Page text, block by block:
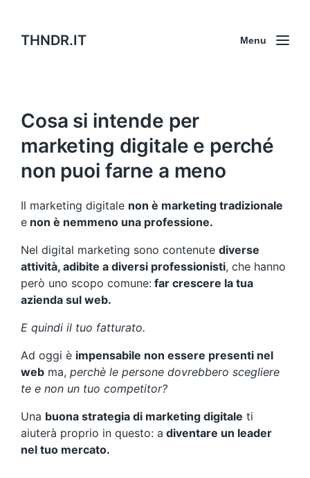
THNDR.IT Menu
Cosa si intende per
marketing digitale e perché
non puoi farne a meno
Il marketing digitale non è marketing tradizionale
e non è nemmeno una professione.
Nel digital marketing sono contenute diverse
attività, adibite a diversi professionisti, che hanno
però uno scopo comune: far crescere la tua
azienda sul web.
E quindi il tuo fatturato.
Ad oggi è impensabile non essere presenti nel
web ma, perchè le persone dovrebbero scegliere
te e non un tuo competitor?
Una buona strategia di marketing digitale ti
aiuterà proprio in questo: a diventare un leader
nel tuo mercato.